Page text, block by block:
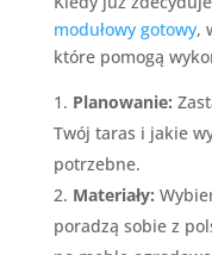
modułowy gotowy,
które pomogą
Planowanie:
Twój taras i jakie
potrzebne.
Materiały:
poradzą sobie z